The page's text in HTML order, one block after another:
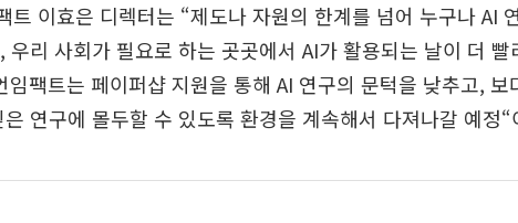
트 이효은 디렉터는 “제도나 자원의 한계를 넘어 누구나 AI
우리 사회가 필요로 하는 곳곳에서 AI가 활용되는 날이 더
임팩트는 페이퍼샵 지원을 통해 AI 연구의 문턱을 낮추고,
연구에 몰두할 수 있도록 환경을 계속해서 다져나갈 예정